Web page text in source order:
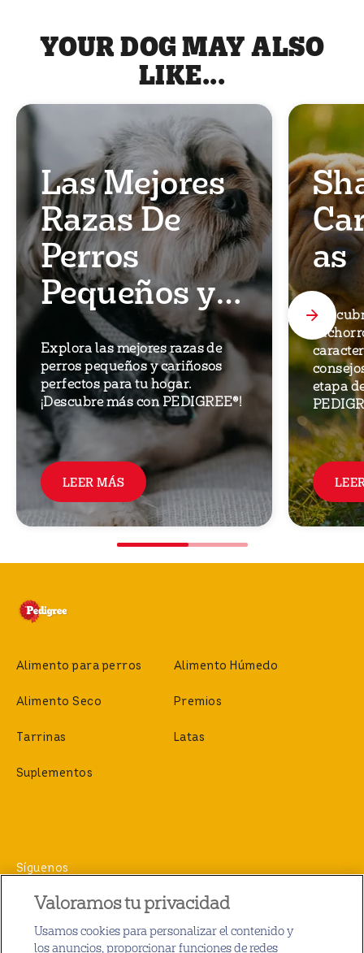
YOUR DOG MAY ALSO
LIKE...
Las Mejores
Razas De
Perros
Pequeños y
Por Qué Son
La Mascota
Perfecta Para
Ti
Explora las mejores razas de
perros pequeños y cariñosos
perfectos para tu hogar.
¡Descubre más con PEDIGREE®!
LEER MÁS
as
etapa
Alimento para perros Alimento Húmedo
Alimento Seco Premios
Tarrinas Latas
Suplementos
Síguenos
Valoramos tu privacidad
Usamos cookies para personalizar el contenido y
los anuncios, proporcionar funciones de redes